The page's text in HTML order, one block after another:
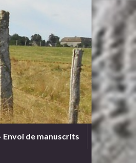
Envoi de manuscrits